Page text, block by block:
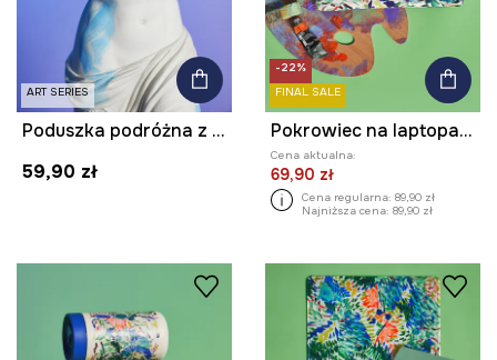
ART SERIES
Poduszka podróżna z kolekcji Eviva L'arte
59,90 zł
-22%
FINAL SALE
Pokrowiec na laptopa z kolekcji Eviva L'arte
Cena aktualna:
69,90 zł
Cena regularna: 89,90 zł
Najniższa cena: 89,90 zł